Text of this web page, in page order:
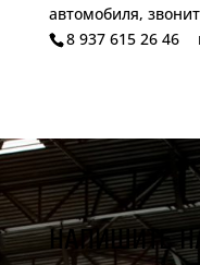
автомобиля,
8 937 615 26 46
НАПИШИТЕ